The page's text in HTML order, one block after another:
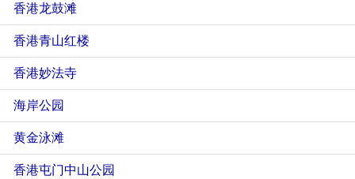
香港龙鼓滩
香港青山红楼
香港妙法寺
海岸公园
黄金泳滩
香港屯门中山公园